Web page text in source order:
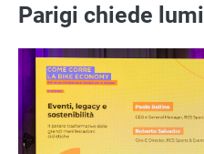
Parigi chiede lumi